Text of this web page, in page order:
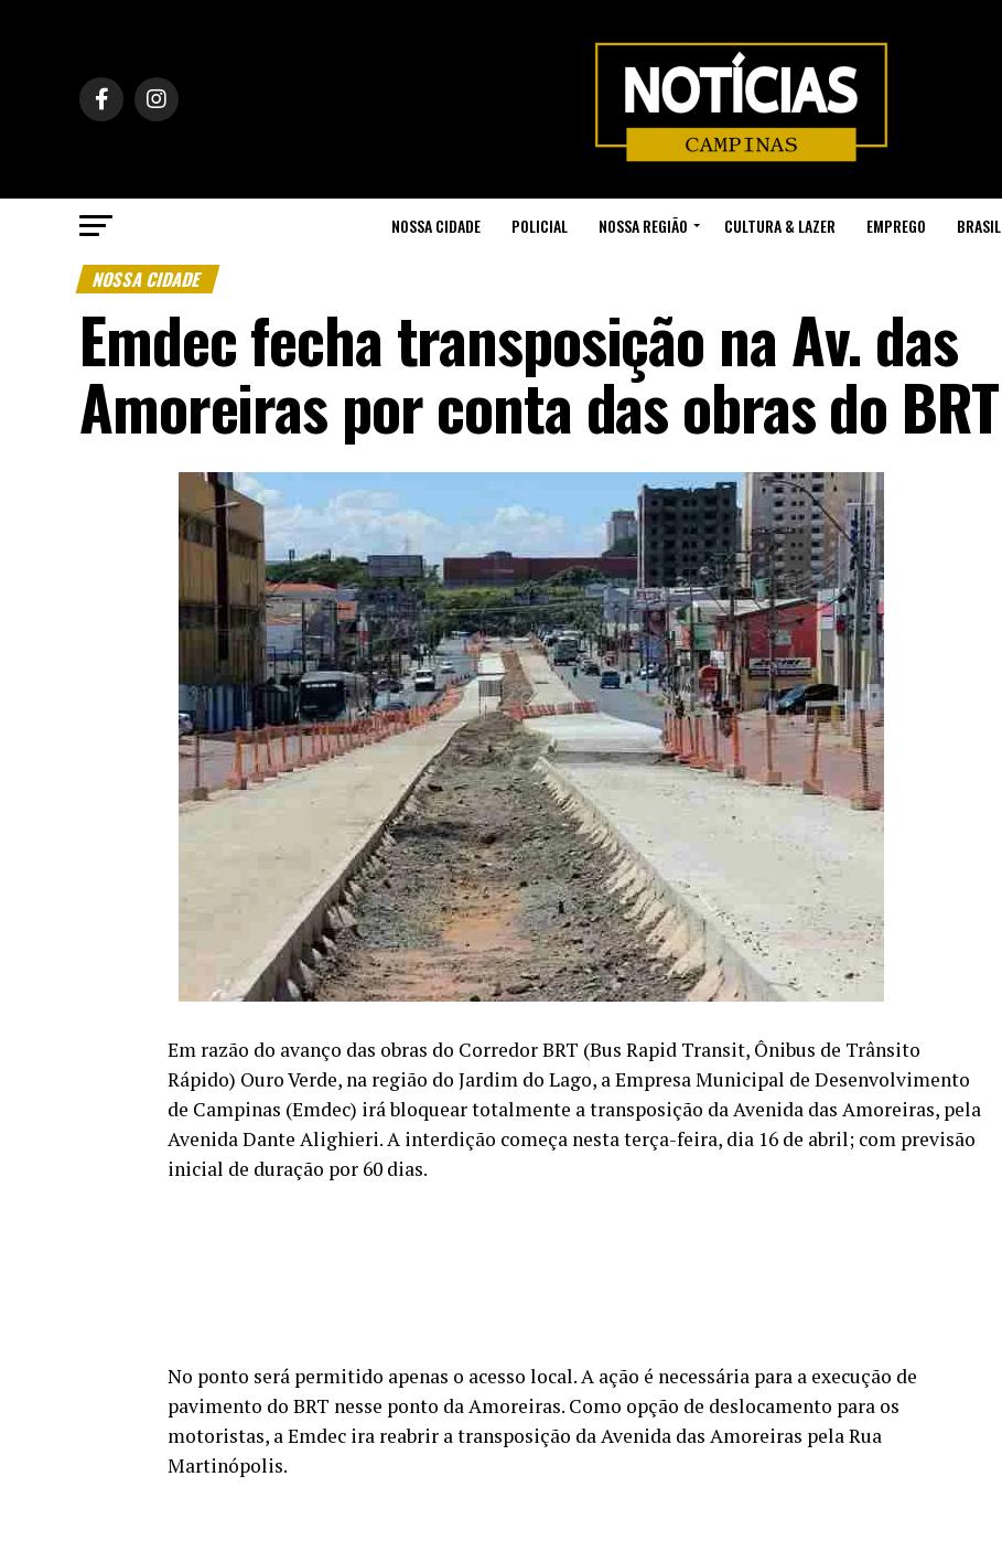
NOSSA CIDADE POLICIAL NOSSA REGIÃO CULTURA & LAZER EMPREGO BRASIL
NOSSA CIDADE
Emdec fecha transposição na Av. das
Amoreiras por conta das obras do BRT
Em razão do avanço das obras do Corredor BRT (Bus Rapid Transit, Ônibus de Trânsito
Rápido) Ouro Verde, na região do Jardim do Lago, a Empresa Municipal de Desenvolvimento
de Campinas (Emdec) irá bloquear totalmente a transposição da Avenida das Amoreiras, pela
Avenida Dante Alighieri. A interdição começa nesta terça-feira, dia 16 de abril; com previsão
inicial de duração por 60 dias.
No ponto será permitido apenas o acesso local. A ação é necessária para a execução de
pavimento do BRT nesse ponto da Amoreiras. Como opção de deslocamento para os
motoristas, a Emdec ira reabrir a transposição da Avenida das Amoreiras pela Rua
Martinópolis.